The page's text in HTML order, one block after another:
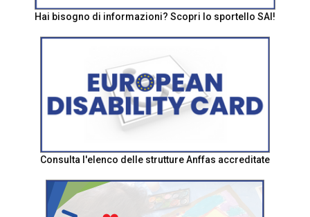
Hai bisogno di informazioni? Scopri lo sportello SAI!
Consulta l'elenco delle strutture Anffas accreditate